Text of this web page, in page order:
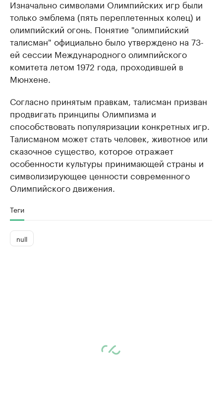
Изначально символами Олимпийских игр были
только эмблема (пять переплетенных колец) и
олимпийский огонь. Понятие "олимпийский
талисман" официально было утверждено на 73-
ей сессии Международного олимпийского
комитета летом 1972 года, проходившей в
Мюнхене.
Согласно принятым правкам, талисман призван
продвигать принципы Олимпизма и
способствовать популяризации конкретных игр.
Талисманом может стать человек, животное или
сказочное существо, которое отражает
особенности культуры принимающей страны и
символизирующее ценности современного
Олимпийского движения.
Теги
null